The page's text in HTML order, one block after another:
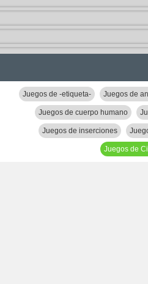
Juegos de -etiqueta- Juegos de
Juegos de cuerpo humano
Juegos de inserciones
Juegos de